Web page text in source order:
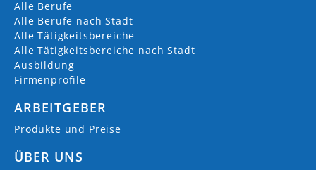
Alle Berufe
Alle Berufe nach Stadt
Alle Tätigkeitsbereiche
Alle Tätigkeitsbereiche nach Stadt
Ausbildung
Firmenprofile
ARBEITGEBER
Produkte und Preise
ÜBER UNS